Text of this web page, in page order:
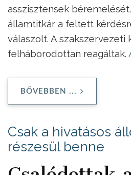
asszisztensek
államtitkár a feltett
válaszolt. A szakszervezeti
felháborodottan reagáltak.
BŐVEBBEN ...
Csak a hivatásos
részesül benne